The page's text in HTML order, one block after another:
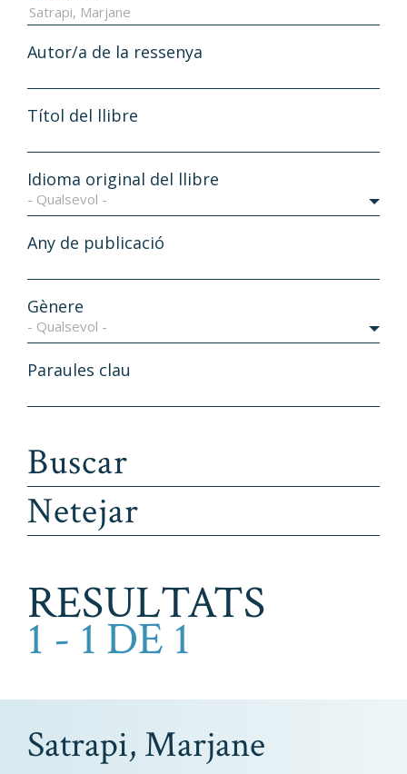
Autor/a de la ressenya
Títol del llibre
Idioma original del llibre
- Qualsevol -
Any de publicació
Gènere
- Qualsevol -
Paraules clau
RESULTATS
1 - 1 DE 1
Satrapi, Marjane